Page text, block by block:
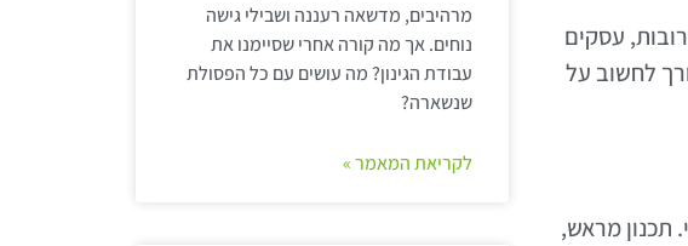
עסקים
לחשוב על
תכנון מראש,
מרהיבים, מדשאה רעננה ושבילי גישה
נוחים. אך מה קורה אחרי שסיימנו את
עבודת הגינון? מה עושים עם כל הפסולת
שנשארה?
לקריאת המאמר »